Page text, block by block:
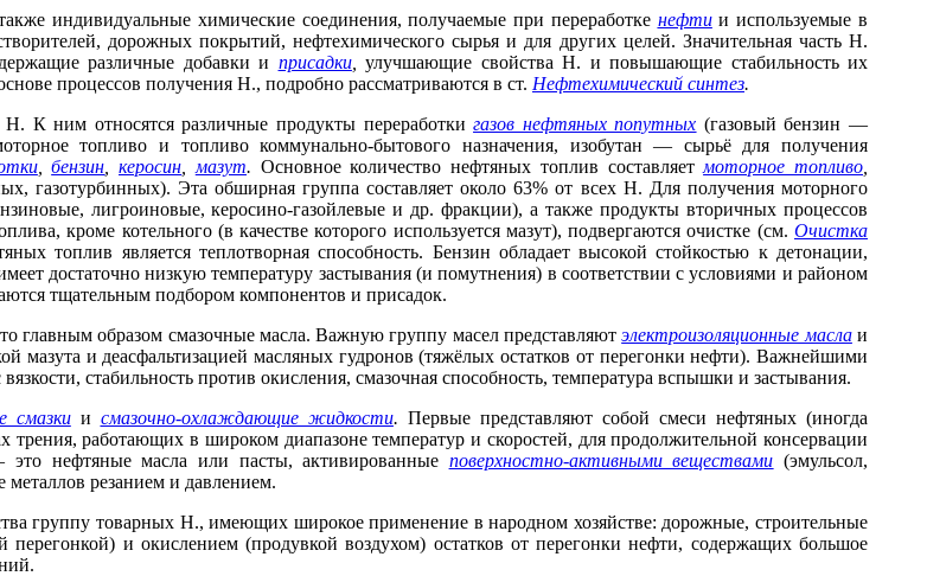
индивидуальные химические соединения, получаемые при переработке нефтии используемые в
дорожных покрытий, нефтехимического сырья и для других целей. Значительная часть Н.
различные добавки и присадки,
улучшающие свойства Н. и повышающие стабильность их
процессов получения Н., подробно рассматриваются в ст. Нефтехимический синтез.
К ним относятся различные продукты переработкигазов нефтяных попутных (газовый бензин —
топливо и топливо коммунально-бытового назначения, изобутан — сырьё для получения
,бензин ,керосин мазут. Основное количество нефтяных топлив составляет моторное топливо
газотурбинных). Эта обширная группа составляет около 63% от всех Н. Для получения моторного
лигроиновые, керосино-газойлевые и др. фракции), а также продукты вторичных процессов
кроме котельного (в качестве которого используется мазут), подвергаются очистке (см.Очистка
топлив является теплотворная способность. Бензин обладает высокой стойкостью к детонации,
достаточно низкую температуру застывания (и помутнения) в соответствии с условиями и районом
тщательным подбором компонентов и присадок.
главным образом смазочные масла. Важную группу масел представляютэлектроизоляционные маслаи
мазута и деасфальтизацией масляных гудронов (тяжёлых остатков от перегонки нефти). Важнейшими
стабильность против окисления, смазочная способность, температура вспышки и застывания.
смазки и смазочно-охлаждающие жидкости. Первые представляют собой смеси нефтяных (иногда
трения, работающих в широком диапазоне температур и скоростей, для продолжительной консервации
нефтяные масла или пасты, активированные поверхностно-активными веществами (эмульсол,
резанием и давлением.
группу товарных Н., имеющих широкое применение в народном хозяйстве: дорожные, строительные
и окислением (продувкой воздухом) остатков от перегонки нефти, содержащих большое